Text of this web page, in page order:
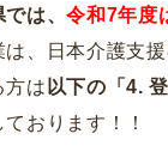
では、令和7年度
は、日本介護支
方は 以下の「4.
おります！！